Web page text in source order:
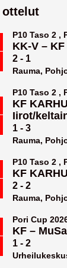
ottelut
P10 Taso 2 ,
KK-V – KF
2 - 1
Rauma,
P10 Taso 2 ,
KF
Iirot/
1 - 3
Rauma,
P10 Taso 2 ,
KF
2 - 2
Rauma,
Pori Cup
KF –
1 - 2